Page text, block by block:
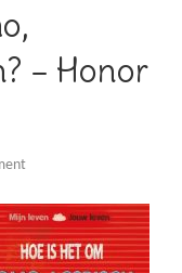
– Honor